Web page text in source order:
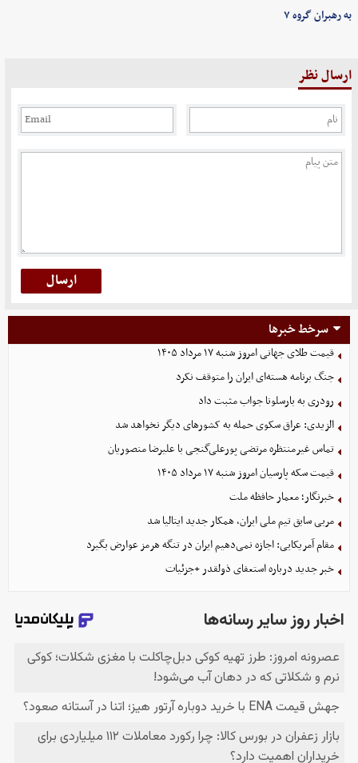
به رهبران گروه ۷
ارسال نظر
سرخط خبرها
قیمت طلای جهانی امروز شنبه ۱۷ مرداد ۱۴۰۵
جنگ برنامه هسته‌ای ایران را متوقف نکرد
رودری به بارسلونا جواب مثبت داد
الزیدی: عراق سکوی حمله به کشورهای دیگر نخواهد شد
تماس غیرمنتظره مرتضی پورعلی‌گنجی با علیرضا منصوریان
قیمت سکه پارسیان امروز شنبه ۱۷ مرداد ۱۴۰۵
خبرنگار؛ معمار حافظه ملت
مربی سابق تیم ملی ایران، همکار جدید ایتالیا شد
مقام آمریکایی: اجازه نمی‌دهیم ایران در تنگه هرمز عوارض بگیرد
خبر جدید درباره استعفای ذولقدر +جزئیات